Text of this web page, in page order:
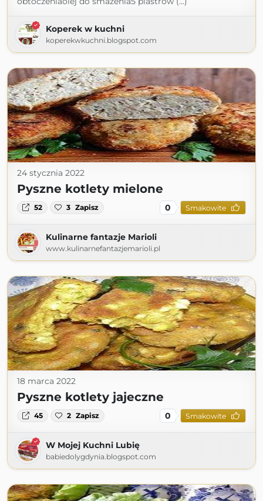
Koperek w kuchni
koperekwkuchni.blogspot.com
24 stycznia 2022
Pyszne kotlety mielone
52 3 Zapisz 0 Smakowite
Kulinarne fantazje Marioli
www.kulinarnefantazjemarioli.pl
18 marca 2022
Pyszne kotlety jajeczne
45 2 Zapisz 0 Smakowite
W Mojej Kuchni Lubię
babiedolygdynia.blogspot.com